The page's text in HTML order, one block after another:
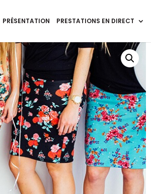
PRÉSENTATION PRESTATIONS EN DIRECT